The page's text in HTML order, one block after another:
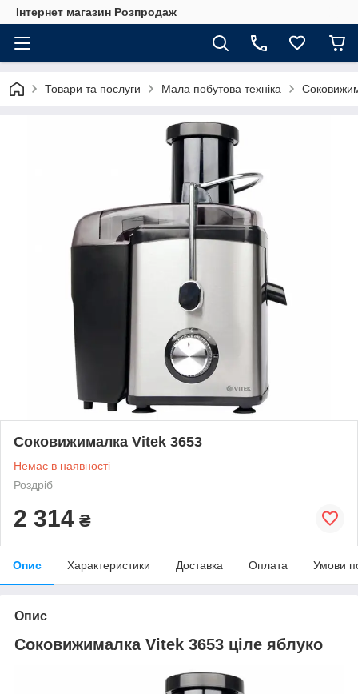
Інтернет магазин Розпродаж
Товари та послуги Мала побутова техніка
Соковижималка Vitek 3653
Немає в наявності
Роздріб
2 314 ₴
Опис Характеристики Доставка Оплата Умови
Опис
Соковижималка Vitek 3653 ціле яблуко